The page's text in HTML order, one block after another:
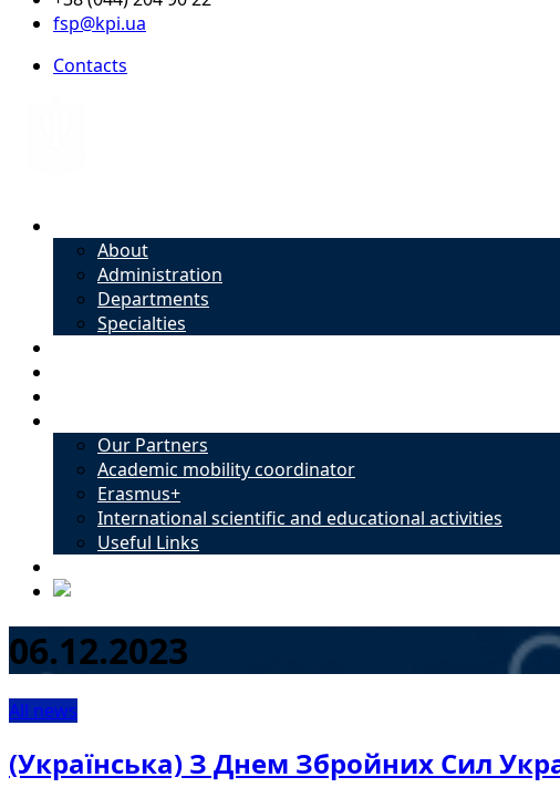
fsp@kpi.ua
Contacts
About
Administration
Departments
Specialties
Our Partners
Academic mobility coordinator
Erasmus+
International scientific and educational activities
Useful Links
06.12.2023
All news
(Українська) З Днем Збройних Сил